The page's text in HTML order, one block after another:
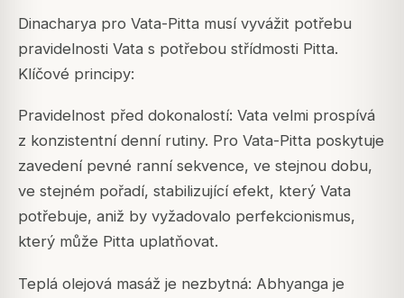
Dinacharya pro Vata-Pitta musí vyvážit potřebu
pravidelnosti Vata s potřebou střídmosti Pitta.
Klíčové principy:
Pravidelnost před dokonalostí: Vata velmi prospívá
z konzistentní denní rutiny. Pro Vata-Pitta poskytuje
zavedení pevné ranní sekvence, ve stejnou dobu,
ve stejném pořadí, stabilizující efekt, který Vata
potřebuje, aniž by vyžadovalo perfekcionismus,
který může Pitta uplatňovat.
Teplá olejová masáž je nezbytná: Abhyanga je